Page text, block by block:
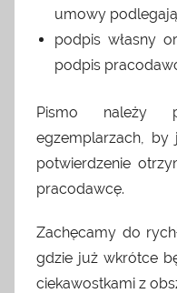
umowy
podpis własny
podpis
Pismo należy
egzemplarzach, by
potwierdzenie
pracodawcę.
Zachęcamy do
gdzie już wkrótce
ciekawostkami z